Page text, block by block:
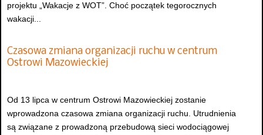
projektu „Wakacje z WOT”. Choć początek tegorocznych
wakacji...
Czasowa zmiana organizacji ruchu w centrum
Ostrowi Mazowieckiej
Od 13 lipca w centrum Ostrowi Mazowieckiej zostanie
wprowadzona czasowa zmiana organizacji ruchu. Utrudnienia
są związane z prowadzoną przebudową sieci wodociągowej